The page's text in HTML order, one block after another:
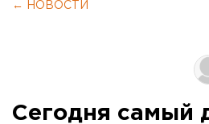
← НОВОСТИ
Сегодня самый